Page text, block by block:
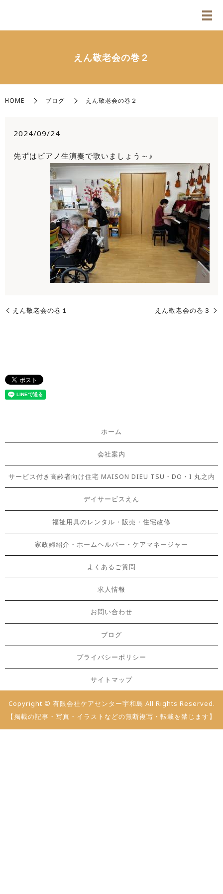
えん敬老会の巻２
HOME ブログ えん敬老会の巻２
2024/09/24
先ずはピアノ生演奏で歌いましょう～♪
えん敬老会の巻１ えん敬老会の巻３
ホーム
会社案内
サービス付き高齢者向け住宅 MAISON DIEU TSU・DO・I 丸之内
デイサービスえん
福祉用具のレンタル・販売・住宅改修
家政婦紹介・ホームヘルパー・ケアマネージャー
よくあるご質問
求人情報
お問い合わせ
ブログ
プライバシーポリシー
サイトマップ
Copyright © 有限会社ケアセンター宇和島 All Rights Reserved.
【掲載の記事・写真・イラストなどの無断複写・転載を禁じます】